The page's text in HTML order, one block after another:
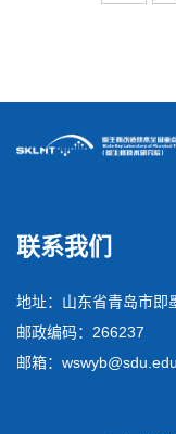
联系我们
地址：山东省青岛市即
邮政编码：266237
邮箱：